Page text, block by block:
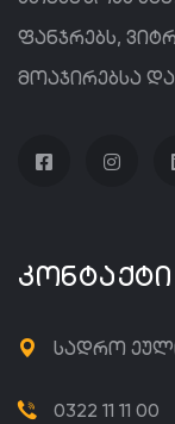
ფანჯრებს,
მოაჯირებსა
ᲙᲝᲜᲢᲐᲥᲢᲘ
სადრო
0322 11 11 00